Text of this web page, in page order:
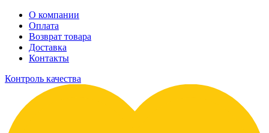
О компании
Оплата
Возврат товара
Доставка
Контакты
Контроль качества